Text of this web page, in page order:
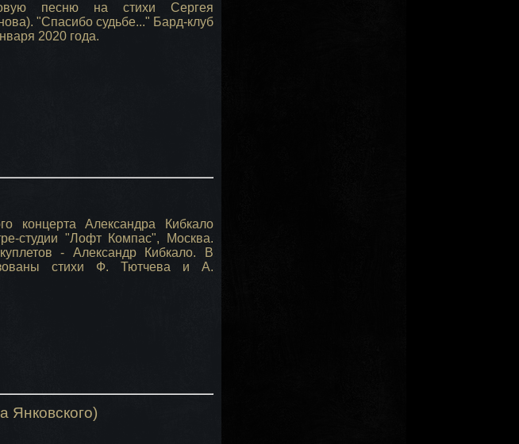
песню на стихи Сергея
"Спасибо судьбе..." Бард-клуб
2020 года.
концерта Александра Кибкало
студии "Лофт Компас", Москва.
- Александр Кибкало. В
стихи Ф. Тютчева и А.
Янковского)